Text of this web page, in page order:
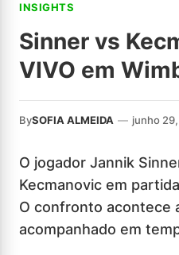
INSIGHTS
Sinner vs
VIVO em
BySOFIA ALMEIDA — junho
O jogador Jannik
Kecmanovic em
O confronto acontece
acompanhado em